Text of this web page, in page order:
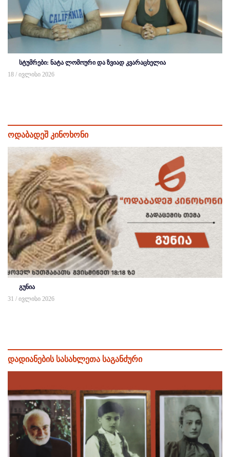
სტუმრები: ნატა ლომოური და ზვიად კვარაცხელია
18 / ივლისი 2026
ოდაბადეშ კინოხონი
გუნია
31 / ივლისი 2026
დადიანების სასახლეთა საგანძური